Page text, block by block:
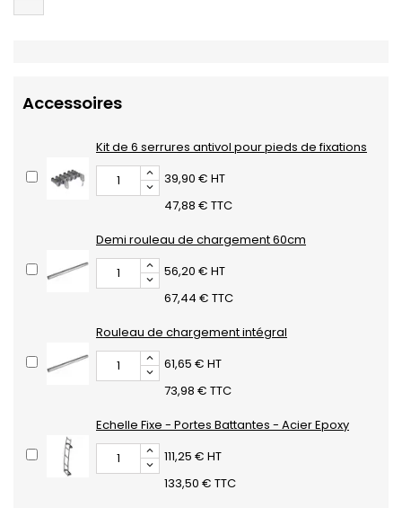
Accessoires
Kit de 6 serrures antivol pour pieds de fixations
39,90 € HT
47,88 € TTC
Demi rouleau de chargement 60cm
56,20 € HT
67,44 € TTC
Rouleau de chargement intégral
61,65 € HT
73,98 € TTC
Echelle Fixe - Portes Battantes - Acier Epoxy
111,25 € HT
133,50 € TTC